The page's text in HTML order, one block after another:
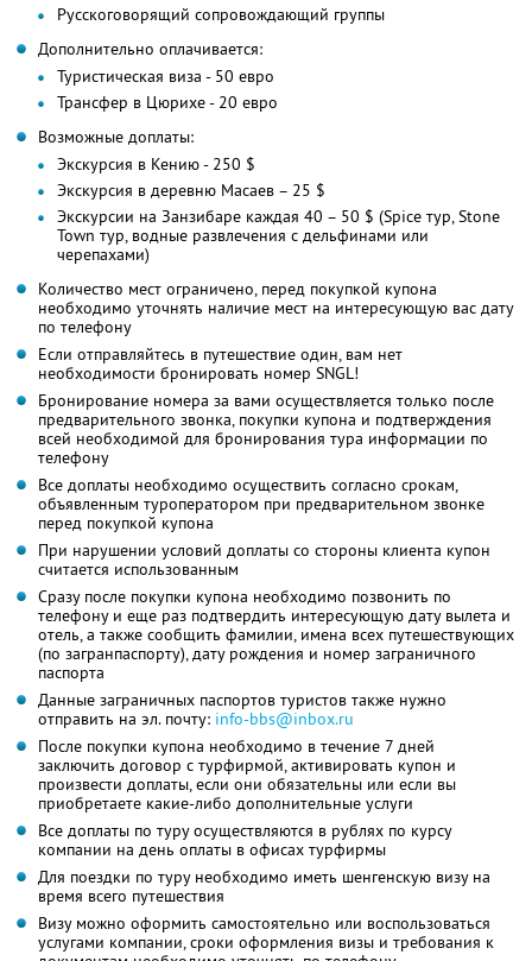
Русскоговорящий сопровождающий группы
Дополнительно оплачивается:
Туристическая виза - 50 евро
Трансфер в Цюрихе - 20 евро
Возможные доплаты:
Экскурсия в Кению - 250 $
Экскурсия в деревню Масаев – 25 $
Экскурсии на Занзибаре каждая 40 – 50 $ (Spice тур, Stone
Town тур, водные развлечения с дельфинами или
черепахами)
Количество мест ограничено, перед покупкой купона
необходимо уточнять наличие мест на интересующую вас дату
по телефону
Если отправляйтесь в путешествие один, вам нет
необходимости бронировать номер SNGL!
Бронирование номера за вами осуществляется только после
предварительного звонка, покупки купона и подтверждения
всей необходимой для бронирования тура информации по
телефону
Все доплаты необходимо осуществить согласно срокам,
объявленным туроператором при предварительном звонке
перед покупкой купона
При нарушении условий доплаты со стороны клиента купон
считается использованным
Сразу после покупки купона необходимо позвонить по
телефону и еще раз подтвердить интересующую дату вылета и
отель, а также сообщить фамилии, имена всех путешествующих
(по загранпаспорту), дату рождения и номер заграничного
паспорта
Данные заграничных паспортов туристов также нужно
отправить на эл. почту: info-bbs@inbox.ru
После покупки купона необходимо в течение 7 дней
заключить договор с турфирмой, активировать купон и
произвести доплаты, если они обязательны или если вы
приобретаете какие-либо дополнительные услуги
Все доплаты по туру осуществляются в рублях по курсу
компании на день оплаты в офисах турфирмы
Для поездки по туру необходимо иметь шенгенскую визу на
время всего путешествия
Визу можно оформить самостоятельно или воспользоваться
услугами компании, сроки оформления визы и требования к